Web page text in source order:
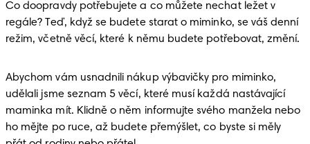
Co doopravdy potřebujete a co můžete nechat ležet v
regále? Teď, když se budete starat o miminko, se váš denní
režim, včetně věcí, které k němu budete potřebovat, změní.
Abychom vám usnadnili nákup výbavičky pro miminko,
udělali jsme seznam 5 věcí, které musí každá nastávající
maminka mít. Klidně o něm informujte svého manžela nebo
ho mějte po ruce, až budete přemýšlet, co byste si měly